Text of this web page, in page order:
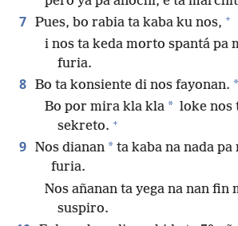
7 Pues, bo rabia ta kaba ku nos, +
i nos ta keda morto spantá pa
furia.
8 Bo ta konsiente di nos fayonan. *
Bo por mira kla kla * loke nos
sekreto. +
9 Nos dianan * ta kaba na nada
furia.
Nos añanan ta yega na nan fin
suspiro.